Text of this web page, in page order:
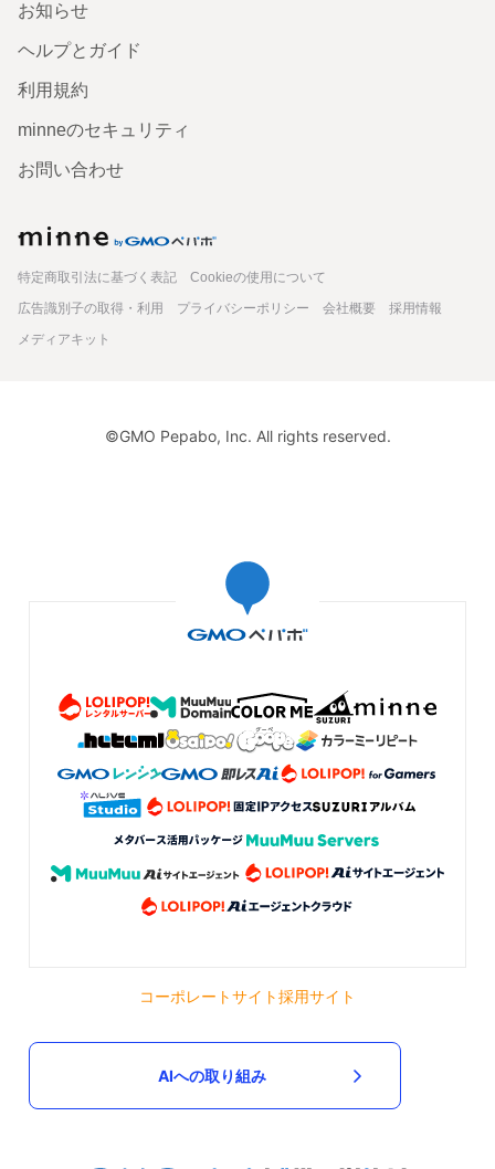
お知らせ
ヘルプとガイド
利用規約
minneのセキュリティ
お問い合わせ
特定商取引法に基づく表記
Cookieの使用について
広告識別子の取得・利用
プライバシーポリシー 会社概要
採用情報
メディアキット
©GMO Pepabo, Inc. All rights reserved.
コーポレートサイト採用サイト
AIへの取り組み